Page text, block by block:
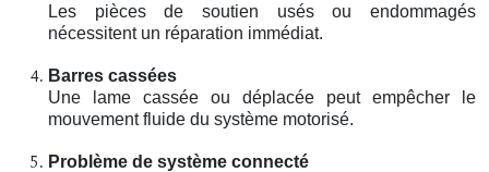
Les pièces de soutien usés ou endommagés
nécessitent un réparation immédiat.
Barres cassées
Une lame cassée ou déplacée peut empêcher le
mouvement fluide du système motorisé.
Problème de système connecté